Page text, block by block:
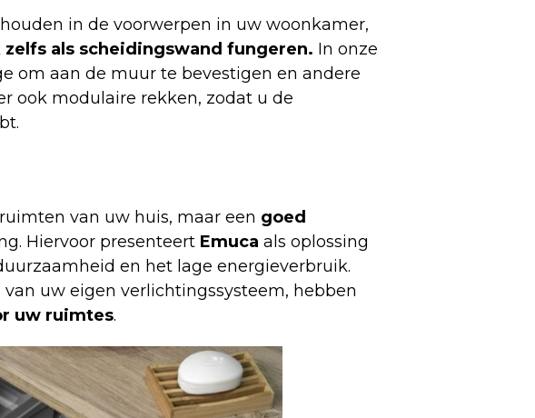
in de voorwerpen in uw woonkamer,
zelfs als scheidingswand fungeren. In onze
om aan de muur te bevestigen en andere
ook modulaire rekken, zodat u de
van uw huis, maar een goed
Hiervoor presenteert Emuca als oplossing
en het lage energieverbruik.
uw eigen verlichtingssysteem, hebben
uw ruimtes.